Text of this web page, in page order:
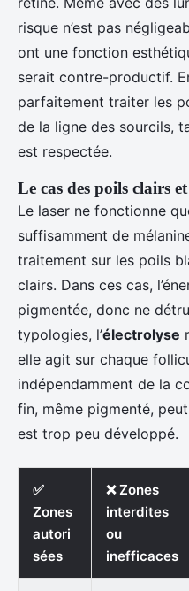
risque n’est pas
ont une fonction
serait contre-productif.
parfaitement traiter les
de la ligne des sourcils,
est respectée.
Le cas des poils clairs
Le laser ne fonctionne
suffisamment de
traitement sur les poils
clairs. Dans ces cas,
pigmentée, donc ne
typologies, l’électrolyse
elle agit sur chaque
indépendamment de la
fin, même pigmenté,
est trop peu développé.
✅
Zones
autori
sées
❌ Zones
interdites
ou
inefficaces